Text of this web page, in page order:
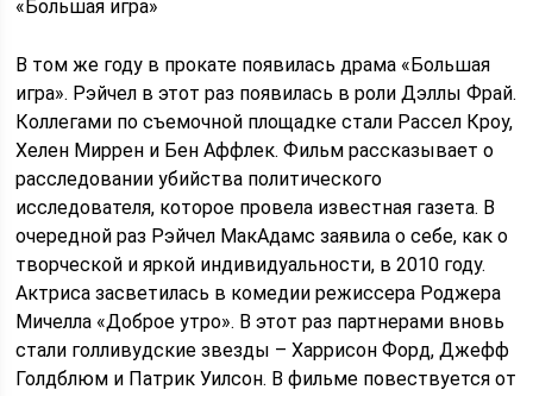
«Большая игра»
В том же году в прокате появилась драма «Большая
игра». Рэйчел в этот раз появилась в роли Дэллы Фрай.
Коллегами по съемочной площадке стали Рассел Кроу,
Хелен Миррен и Бен Аффлек. Фильм рассказывает о
расследовании убийства политического
исследователя, которое провела известная газета. В
очередной раз Рэйчел МакАдамс заявила о себе, как о
творческой и яркой индивидуальности, в 2010 году.
Актриса засветилась в комедии режиссера Роджера
Мичелла «Доброе утро». В этот раз партнерами вновь
стали голливудские звезды – Харрисон Форд, Джефф
Голдблюм и Патрик Уилсон. В фильме повествуется от